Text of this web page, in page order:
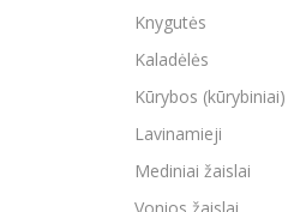
Knygutės
Kaladėlės
Kūrybos (kūrybiniai)
Lavinamieji
Mediniai žaislai